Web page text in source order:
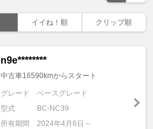
イイね！順 クリップ順
n9e********
中古車16590kmからスタート
グレード
ベースグレード
型式
BC-NC39
所有期間
2024年4月6日～